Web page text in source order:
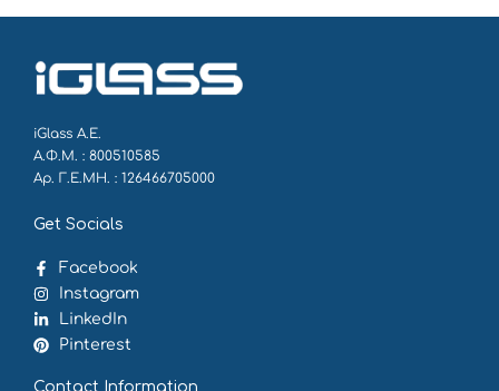
iGlass Α.Ε.
Α.Φ.Μ. : 800510585
Αρ. Γ.Ε.ΜΗ. : 126466705000
Get Socials
Facebook
Instagram
LinkedIn
Pinterest
Contact Information